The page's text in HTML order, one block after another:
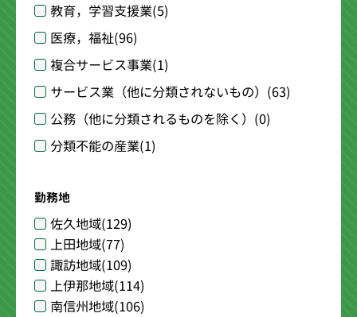
教育，学習支援業(5)
医療，福祉(96)
複合サービス事業(1)
サービス業（他に分類されないもの） (63)
公務（他に分類されるものを除く） (0)
分類不能の産業(1)
勤務地
佐久地域(129)
上田地域(77)
諏訪地域(109)
上伊那地域(114)
南信州地域(106)